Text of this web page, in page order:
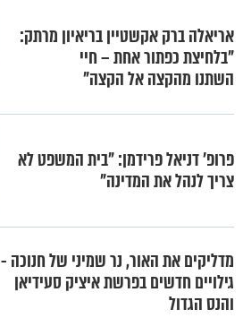
אריאלה ברק אקשטיין בריאיון מרתק:
"בלחיצת כפתור אחת – חיי
השתנו מהקצה אל הקצה"
פרופ’ דניאל פרידמן: "בית המשפט לא
צריך לנהל את המדינה"
מדליקים את האור, נר שמיני של חנוכה -
גילויים חדשים בפרשת איציק סעידיאן
והנס הגדול